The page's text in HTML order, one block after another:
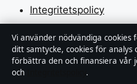
Integritetspolicy
Om Motpol i korthet
Motpol är en oberoende
Vi använder nödvändiga
ditt samtycke, cookies för
förbättra den och finansiera vår
och
.